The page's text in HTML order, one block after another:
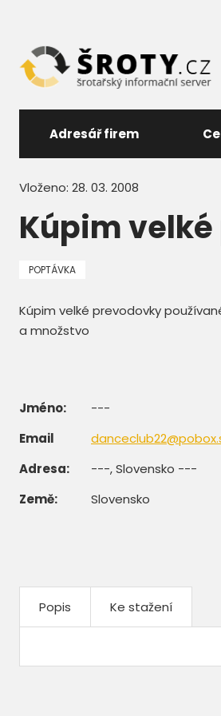
Adresář firem
Vloženo: 28. 03. 2008
Kúpim
POPTÁVKA
Kúpim velké prevodovky
a množstvo
Jméno:
---
Email
Adresa:
---, Slovensko ---
Země:
Slovensko
Popis Ke stažení